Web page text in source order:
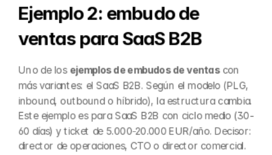
Ejemplo 2: embudo de
ventas para SaaS B2B
Uno de los ejemplos de embudos de ventas con
más variantes: el SaaS B2B. Según el modelo (PLG,
inbound, outbound o híbrido), la estructura cambia.
Este ejemplo es para SaaS B2B con ciclo medio (30-
60 días) y ticket de 5.000-20.000 EUR/año. Decisor:
director de operaciones, CTO o director comercial.